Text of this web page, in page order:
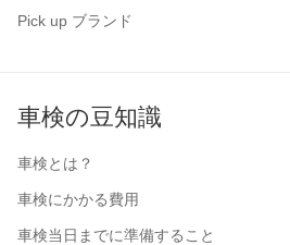
Pick up ブランド
車検の豆知識
車検とは？
車検にかかる費用
車検当日までに準備すること